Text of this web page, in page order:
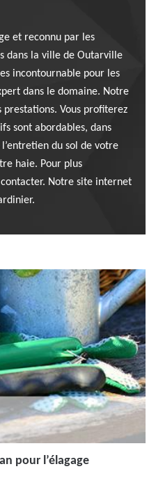
et reconnu par les
dans la ville de Outarville
incontournable pour les
dans le domaine. Notre
prestations. Vous profiterez
sont abordables, dans
l’entretien du sol de votre
haie. Pour plus
Notre site internet
pour l’élagage